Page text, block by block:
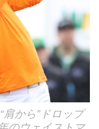
から”ドロップ